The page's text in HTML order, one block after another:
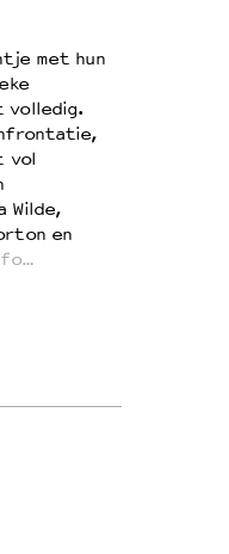
met hun
volledig.
vol
Wilde,
en